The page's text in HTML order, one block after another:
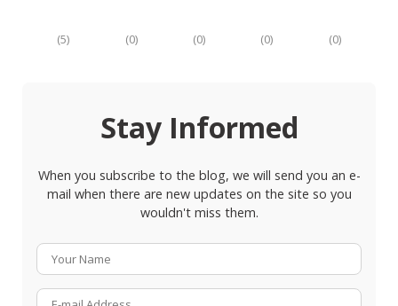
(5) (0) (0) (0) (0)
Stay Informed
When you subscribe to the blog, we will send you an e-
mail when there are new updates on the site so you
wouldn't miss them.
Name